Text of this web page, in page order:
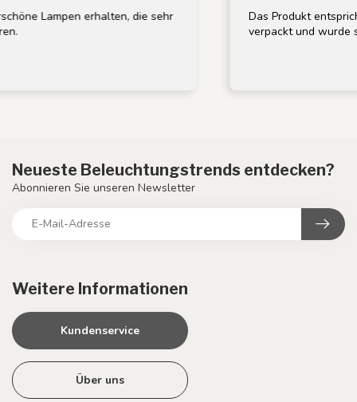
Lampen erhalten, die sehr
Das Produkt entspricht
verpackt und wurde
Weitere Informationen
Kundenservice
Über uns
Neueste Beleuchtungstrends entdecken?
Abonnieren Sie unseren Newsletter